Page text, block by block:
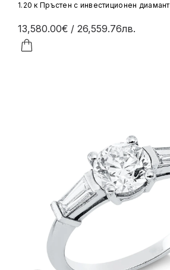
1.20 к Пръстен с инвестиционен диамант
13,580.00€ / 26,559.76лв.